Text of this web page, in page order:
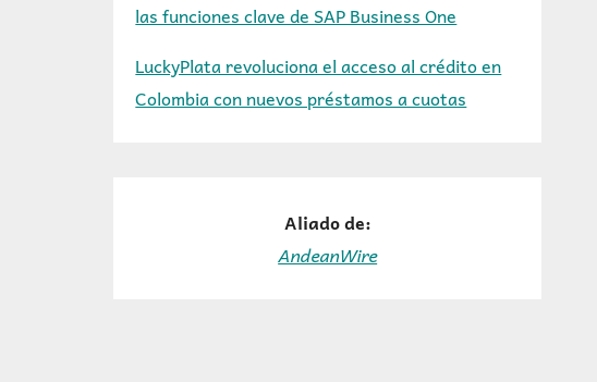
las funciones clave de SAP Business One
LuckyPlata revoluciona el acceso al crédito en
Colombia con nuevos préstamos a cuotas
Aliado de:
AndeanWire